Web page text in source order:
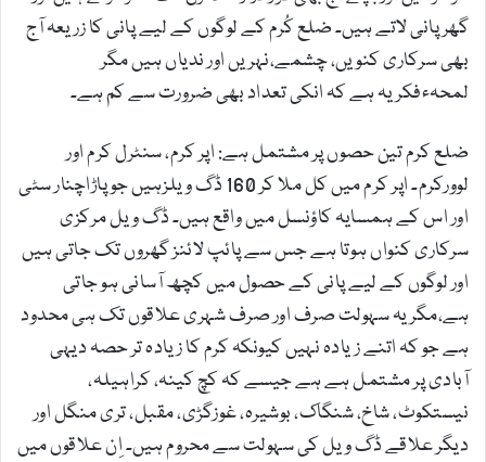
گھر پانی لاتے ہیں۔ ضلع کُرم کے لوگوں کے لیے پانی کا زریعہ آج
بھی سرکاری کنویں، چشمے،نہریں اور ندیاں ہیں مگر
لمحہءفکریہ ہے کہ انکی تعداد بھی ضرورت سے کم ہے۔
ضلع کرم تین حصوں پر مشتمل ہے: اپر کرم، سنٹرل کرم اور
لوورکرم۔ اپر کرم میں کل ملا کر 160 ڈگ ویلزہیں جو پاڑاچنار سٹی
اور اس کے ہمسایہ کاؤنسل میں واقع ہیں۔ ڈگ ویل مرکزی
سرکاری کنواں ہوتا ہے جس سے پائپ لائنز گھروں تک جاتی ہیں
اور لوگوں کے لیے پانی کے حصول میں کچھ آسانی ہو جاتی
ہے،مگر یہ سہولت صرف اور صرف شہری علاقوں تک ہی محدود
ہے جو کہ اتنے زیادہ نہیں کیونکہ کرم کا زیادہ تر حصہ دیہی
آبادی پر مشتمل ہے ہے جیسے کہ کچ کینہ، کراہیلہ،
نیستکوٹ، شاخ، شنگاک، بوشیرہ، غوزگڑی، مقبل، تری منگل اور
دیگر علاقے ڈگ ویل کی سہولت سے محروم ہیں۔ اِن علاقوں میں